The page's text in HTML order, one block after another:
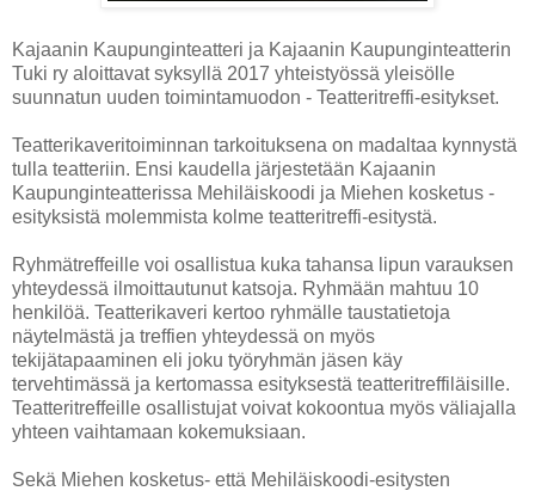
Kajaanin Kaupunginteatteri ja Kajaanin Kaupunginteatterin
Tuki ry aloittavat syksyllä 2017 yhteistyössä yleisölle
suunnatun uuden toimintamuodon - Teatteritreffi-esitykset.
Teatterikaveritoiminnan tarkoituksena on madaltaa kynnystä
tulla teatteriin. Ensi kaudella järjestetään Kajaanin
Kaupunginteatterissa Mehiläiskoodi ja Miehen kosketus -
esityksistä molemmista kolme teatteritreffi-esitystä.
Ryhmätreffeille voi osallistua kuka tahansa lipun varauksen
yhteydessä ilmoittautunut katsoja. Ryhmään mahtuu 10
henkilöä. Teatterikaveri kertoo ryhmälle taustatietoja
näytelmästä ja treffien yhteydessä on myös
tekijätapaaminen eli joku työryhmän jäsen käy
tervehtimässä ja kertomassa esityksestä teatteritreffiläisille.
Teatteritreffeille osallistujat voivat kokoontua myös väliajalla
yhteen vaihtamaan kokemuksiaan.
Sekä Miehen kosketus- että Mehiläiskoodi-esitysten